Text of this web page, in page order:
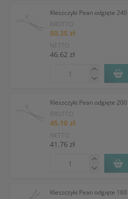
Kleszczyki Pean odgięte
BRUTTO
50.35 zł
NETTO
46.62 zł
Kleszczyki Pean odgięte
BRUTTO
45.10 zł
NETTO
41.76 zł
Kleszczyki Pean odgięte